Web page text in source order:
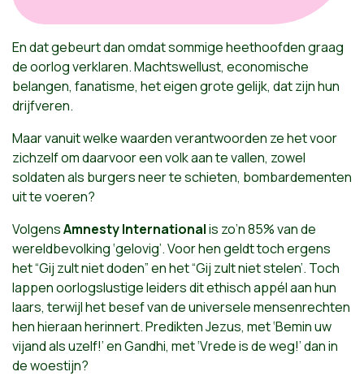
En dat gebeurt dan omdat sommige heethoofden graag
de oorlog verklaren. Machtswellust, economische
belangen, fanatisme, het eigen grote gelijk, dat zijn hun
drijfveren.
Maar vanuit welke waarden verantwoorden ze het voor
zichzelf om daarvoor een volk aan te vallen, zowel
soldaten als burgers neer te schieten, bombardementen
uit te voeren?
VolgensAmnesty Internationalis zo’n 85% van de
wereldbevolking ‘gelovig’. Voor hen geldt toch ergens
het “Gij zult niet doden” en het “Gij zult niet stelen’. Toch
lappen oorlogslustige leiders dit ethisch appél aan hun
laars, terwijl het besef van de universele mensenrechten
hen hieraan herinnert. Predikten Jezus, met ‘Bemin uw
vijand als uzelf!’ en Gandhi, met ‘Vrede is de weg!’ dan in
de woestijn?